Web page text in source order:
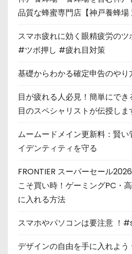
品質な蜂蜜専門店【神戸養蜂場
スマホ疲れに効く眼精疲労の
#ツボ押し #疲れ目対策
基礎からわかる確定申告のやり
目が疲れる人必見！簡単にで
目のスペシャリストが伝授し
ムームードメイン更新料：賢
イデンティティを守る
FRONTIER スーパーセール
こそ買い時！ゲーミングPC・
に入れる方法
スマホやパソコンは要注意 ！
デザインの自由を手に入れよ